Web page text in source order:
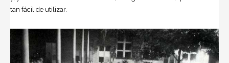
tan fácil de utilizar.